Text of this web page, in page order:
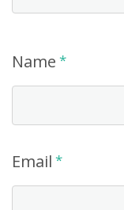
Name *
Email *